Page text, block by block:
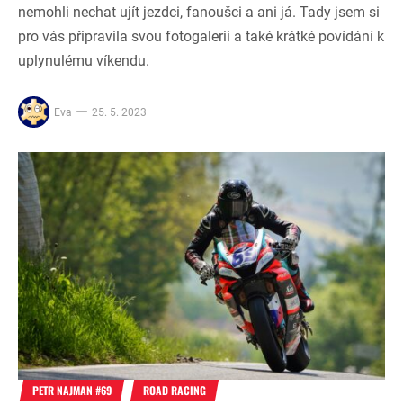
nemohli nechat ujít jezdci, fanoušci a ani já. Tady jsem si
pro vás připravila svou fotogalerii a také krátké povídání k
uplynulému víkendu.
Eva 25. 5. 2023
PETR NAJMAN #69 ROAD RACING